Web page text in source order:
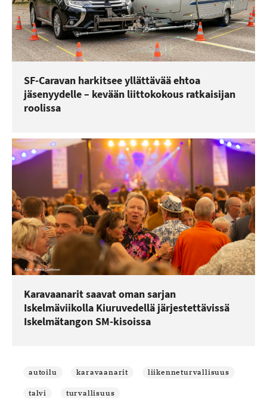
SF-Caravan harkitsee yllättävää ehtoa
jäsenyydelle – kevään liittokokous ratkaisijan
roolissa
Karavaanarit saavat oman sarjan
Iskelmäviikolla Kiuruvedellä järjestettävissä
Iskelmätangon SM-kisoissa
autoilu karavaanarit liikenneturvallisuus
talvi turvallisuus